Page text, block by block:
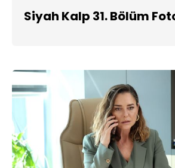
Siyah Kalp 31. Bölüm